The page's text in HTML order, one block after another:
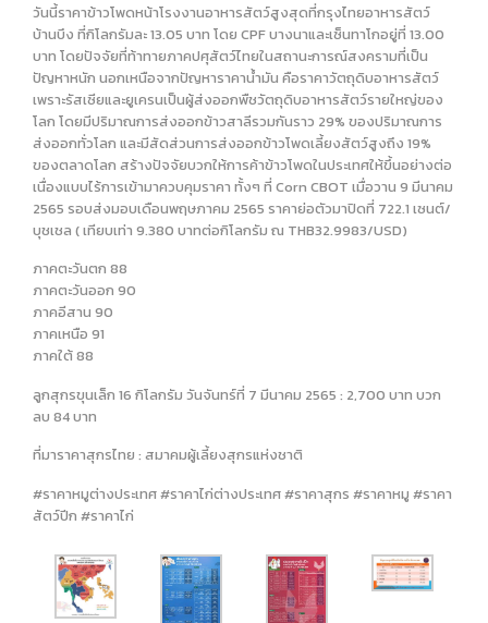
วันนี้ราคาข้าวโพดหน้าโรงงานอาหารสัตว์สูงสุดที่กรุงไทยอาหารสัตว์
บ้านบึง ที่กิโลกรัมละ 13.05 บาท โดย CPF บางนาและเซ็นทาโกอยู่ที่ 13.00
บาท โดยปัจจัยที่ท้าทายภาคปศุสัตว์ไทยในสถานะการณ์สงครามที่เป็น
ปัญหาหนัก นอกเหนือจากปัญหาราคาน้ำมัน คือราคาวัตถุดิบอาหารสัตว์
เพราะรัสเซียและยูเครนเป็นผู้ส่งออกพืชวัตถุดิบอาหารสัตว์รายใหญ่ของ
โลก โดยมีปริมาณการส่งออกข้าวสาลีรวมกันราว 29% ของปริมาณการ
ส่งออกทั่วโลก และมีสัดส่วนการส่งออกข้าวโพดเลี้ยงสัตว์สูงถึง 19%
ของตลาดโลก สร้างปัจจัยบวกให้การค้าข้าวโพดในประเทศให้ขึ้นอย่างต่อ
เนื่องแบบไร้การเข้ามาควบคุมราคา ทั้งๆ ที่ Corn CBOT เมื่อวาน 9 มีนาคม
2565 รอบส่งมอบเดือนพฤษภาคม 2565 ราคาย่อตัวมาปิดที่ 722.1 เซนต์/
บุชเชล ( เทียบเท่า 9.380 บาทต่อกิโลกรัม ณ THB32.9983/USD)
ภาคตะวันตก 88
ภาคตะวันออก 90
ภาคอีสาน 90
ภาคเหนือ 91
ภาคใต้ 88
ลูกสุกรขุนเล็ก 16 กิโลกรัม วันจันทร์ที่ 7 มีนาคม 2565 : 2,700 บาท บวก
ลบ 84 บาท
ที่มาราคาสุกรไทย : สมาคมผู้เลี้ยงสุกรแห่งชาติ
#ราคาหมูต่างประเทศ #ราคาไก่ต่างประเทศ #ราคาสุกร #ราคาหมู #ราคา
สัตว์ปีก #ราคาไก่